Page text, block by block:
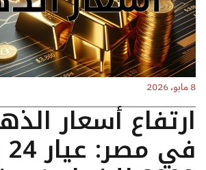
8 مايو، 2026
ارتفاع أسعار